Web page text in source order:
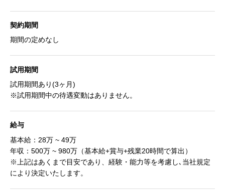
契約期間
期間の定めなし
試用期間
試用期間あり(3ヶ月)
※試用期間中の待遇変動はありません。
給与
基本給：28万 ~ 49万
年収：500万 ~ 980万（基本給+賞与+残業20時間で算出）
※上記はあくまで目安であり、経験・能力等を考慮し､当社規定
により決定いたします。